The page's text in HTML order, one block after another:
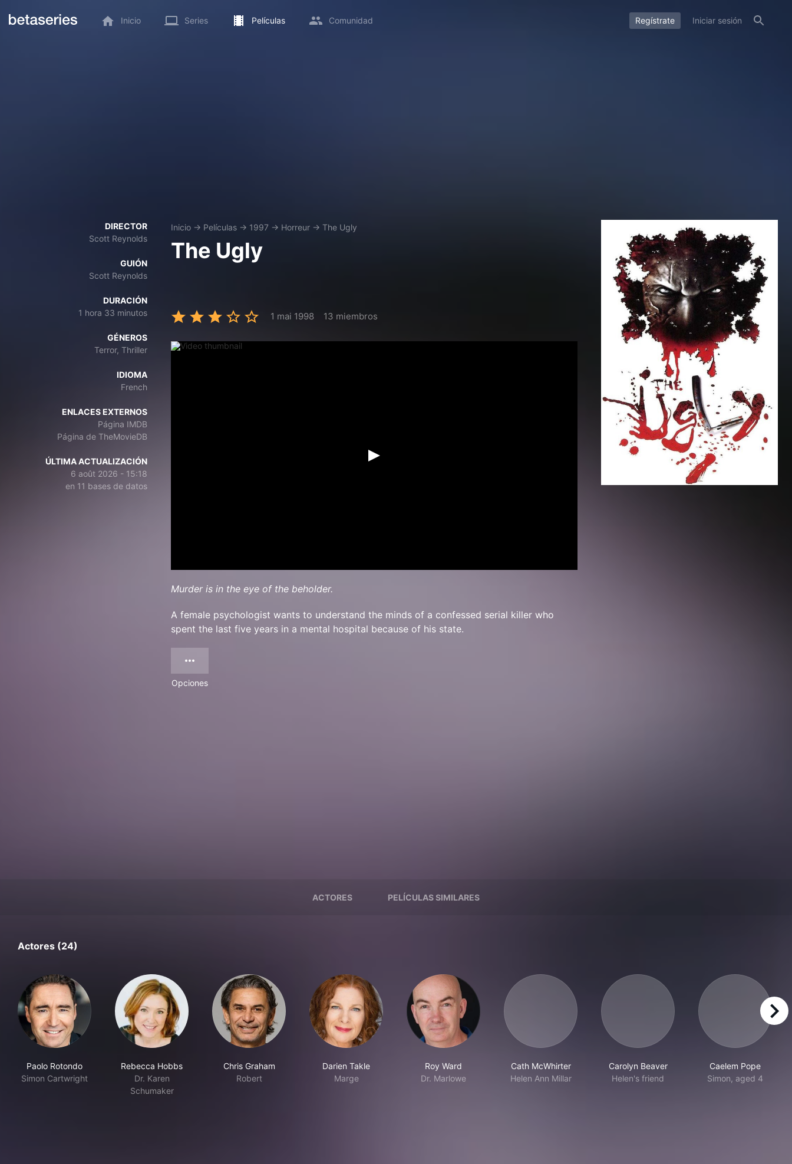
Inicio Series Películas Comunidad Regístrate Iniciar sesión
DIRECTOR
Scott Reynolds
GUIÓN
Scott Reynolds
DURACIÓN
1 hora 33 minutos
GÉNEROS
Terror, Thriller
IDIOMA
French
ENLACES EXTERNOS
Página IMDB
Página de TheMovieDB
ÚLTIMA ACTUALIZACIÓN
6 août 2026 - 15:18
en 11 bases de datos
Inicio → Películas → 1997 → Horreur → The Ugly
The Ugly
1 mai 1998 13 miembros
Murder is in the eye of the beholder.
A female psychologist wants to understand the minds of a confessed serial killer who
spent the last five years in a mental hospital because of his state.
Opciones
ACTORES PELÍCULAS SIMILARES
Actores (24)
Paolo Rotondo
Simon Cartwright
Rebecca Hobbs
Dr. Karen
Schumaker
Chris Graham
Robert
Darien Takle
Marge
Roy Ward
Dr. Marlowe
Cath McWhirter
Helen Ann Millar
Carolyn Beaver
Helen's friend
Caelem Pope
Simon, aged 4
right